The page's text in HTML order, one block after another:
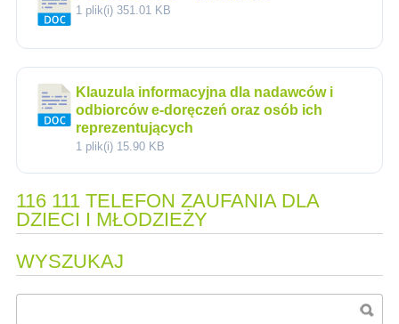
1 plik(i) 351.01 KB
Klauzula informacyjna dla nadawców i
odbiorców e-doręczeń oraz osób ich
reprezentujących
1 plik(i) 15.90 KB
116 111 TELEFON ZAUFANIA DLA
DZIECI I MŁODZIEŻY
WYSZUKAJ